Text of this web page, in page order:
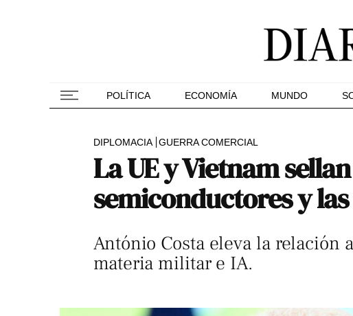
POLÍTICA ECONOMÍA MUNDO
DIPLOMACIA GUERRA COMERCIAL
La UE y Vietnam
semiconductores y
António Costa eleva la relación
materia militar e IA.